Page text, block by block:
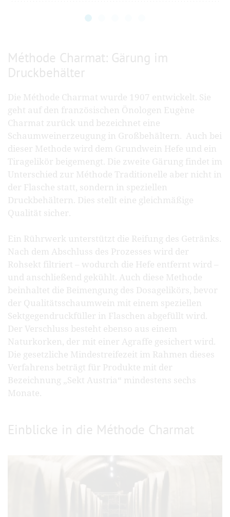
Méthode Charmat: Gärung im
Druckbehälter
Die Méthode Charmat wurde 1907 entwickelt. Sie
geht auf den französischen Önologen Eugène
Charmat zurück und bezeichnet eine
Schaumweinerzeugung in Großbehältern. Auch bei
dieser Methode wird dem Grundwein Hefe und ein
Tiragelikör beigemengt. Die zweite Gärung findet im
Unterschied zur Méthode Traditionelle aber nicht in
der Flasche statt, sondern in speziellen
Druckbehältern. Dies stellt eine gleichmäßige
Qualität sicher.
Ein Rührwerk unterstützt die Reifung des Getränks.
Nach dem Abschluss des Prozesses wird der
Rohsekt filtriert – wodurch die Hefe entfernt wird –
und anschließend gekühlt. Auch diese Methode
beinhaltet die Beimengung des Dosagelikörs, bevor
der Qualitätsschaumwein mit einem speziellen
Sektgegendruckfüller in Flaschen abgefüllt wird.
Der Verschluss besteht ebenso aus einem
Naturkorken, der mit einer Agraffe gesichert wird.
Die gesetzliche Mindestreifezeit im Rahmen dieses
Verfahrens beträgt für Produkte mit der
Bezeichnung „Sekt Austria“ mindestens sechs
Monate.
Einblicke in die Méthode Charmat